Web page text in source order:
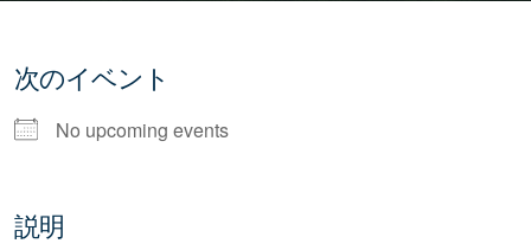
次のイベント
No upcoming events
説明